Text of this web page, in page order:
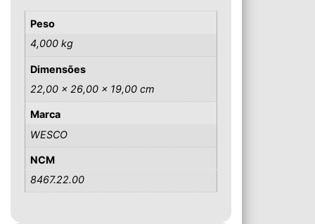
Peso
4,000 kg
Dimensões
22,00 × 26,00 × 19,00 cm
Marca
WESCO
NCM
8467.22.00